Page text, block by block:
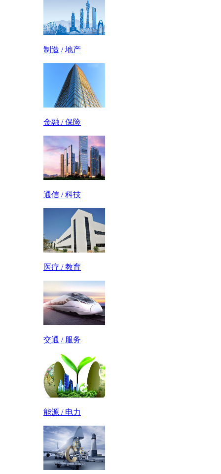
制造 / 地产
金融 / 保险
通信 / 科技
医疗 / 教育
交通 / 服务
能源 / 电力